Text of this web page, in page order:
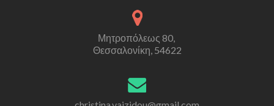
Μητροπόλεως 80,
Θεσσαλονίκη, 54622